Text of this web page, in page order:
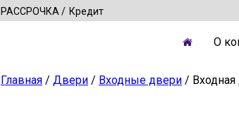
РАССРОЧКА Кредит
О
Главная / Двери / Входные двери / Входная